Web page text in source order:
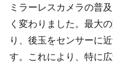
ミラーレスカメラの普
く変わりました。最大
り、後玉をセンサーに
す。これにより、特に